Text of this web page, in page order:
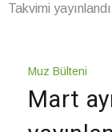
Takvimi
Muz Bülteni
Mart